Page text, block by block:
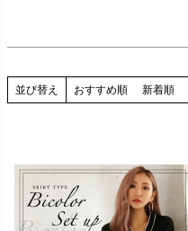
並び替え おすすめ順 新着順